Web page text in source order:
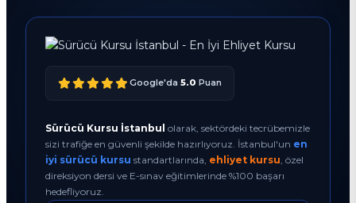
Google'da 5.0 Puan
Sürücü Kursu İstanbul olarak, sektördeki tecrübemizle
sizi trafiğe en güvenli şekilde hazırlıyoruz. İstanbul'un en
iyi sürücü kursu standartlarında, ehliyet kursu , özel
direksiyon dersi ve E-sınav eğitimlerinde %100 başarı
hedefliyoruz.